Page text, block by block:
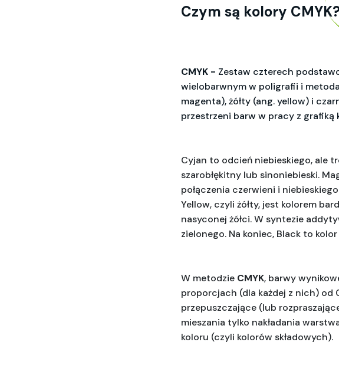
Czym są kolory
CMYK - Zestaw czterech
wielobarwnym w poligrafii i
magenta), żółty (ang. yellow) i
przestrzeni barw w pracy z grafiką
Cyjan to odcień niebieskiego, ale
szarobłękitny lub sinoniebieski.
połączenia czerwieni i
Yellow, czyli żółty, jest kolorem
nasyconej żółci. W syntezie
zielonego. Na koniec, Black to
W metodzie CMYK, barwy
proporcjach (dla każdej z nich) od
przepuszczające (lub
mieszania tylko nakładania
koloru (czyli kolorów składowych).